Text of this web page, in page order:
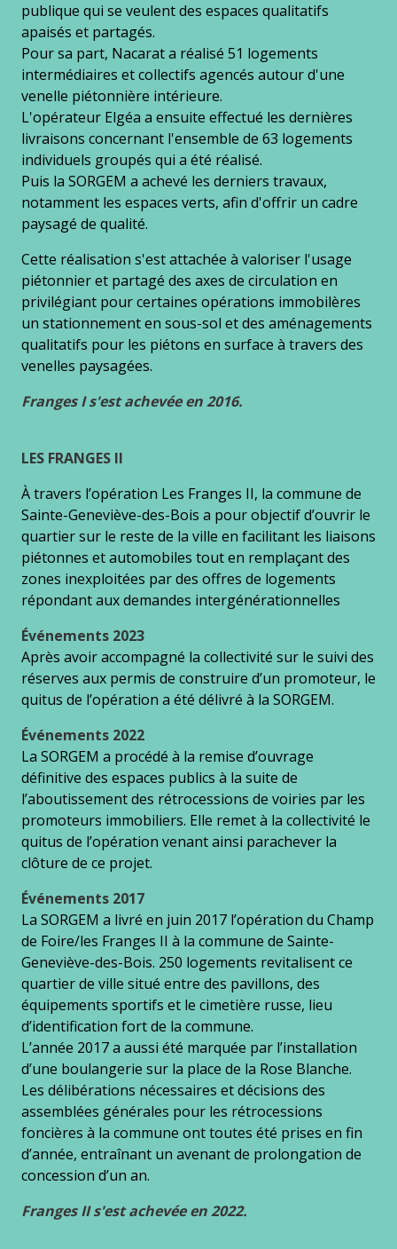
publique qui se veulent des espaces qualitatifs
apaisés et partagés.
Pour sa part, Nacarat a réalisé 51 logements
intermédiaires et collectifs agencés autour d'une
venelle piétonnière intérieure.
L'opérateur Elgéa a ensuite effectué les dernières
livraisons concernant l'ensemble de 63 logements
individuels groupés qui a été réalisé.
Puis la SORGEM a achevé les derniers travaux,
notamment les espaces verts, afin d'offrir un cadre
paysagé de qualité.
Cette réalisation s'est attachée à valoriser l'usage
piétonnier et partagé des axes de circulation en
privilégiant pour certaines opérations immobilères
un stationnement en sous-sol et des aménagements
qualitatifs pour les piétons en surface à travers des
venelles paysagées.
Franges I s'est achevée en 2016.
LES FRANGES II
À travers l’opération Les Franges II, la commune de
Sainte-Geneviève-des-Bois a pour objectif d’ouvrir le
quartier sur le reste de la ville en facilitant les liaisons
piétonnes et automobiles tout en remplaçant des
zones inexploitées par des offres de logements
répondant aux demandes intergénérationnelles
Événements 2023
Après avoir accompagné la collectivité sur le suivi des
réserves aux permis de construire d’un promoteur, le
quitus de l’opération a été délivré à la SORGEM.
Événements 2022
La SORGEM a procédé à la remise d’ouvrage
définitive des espaces publics à la suite de
l’aboutissement des rétrocessions de voiries par les
promoteurs immobiliers. Elle remet à la collectivité le
quitus de l’opération venant ainsi parachever la
clôture de ce projet.
Événements 2017
La SORGEM a livré en juin 2017 l’opération du Champ
de Foire/les Franges II à la commune de Sainte-
Geneviève-des-Bois. 250 logements revitalisent ce
quartier de ville situé entre des pavillons, des
équipements sportifs et le cimetière russe, lieu
d’identification fort de la commune.
L’année 2017 a aussi été marquée par l’installation
d’une boulangerie sur la place de la Rose Blanche.
Les délibérations nécessaires et décisions des
assemblées générales pour les rétrocessions
foncières à la commune ont toutes été prises en fin
d’année, entraînant un avenant de prolongation de
concession d’un an.
Franges II s'est achevée en 2022.